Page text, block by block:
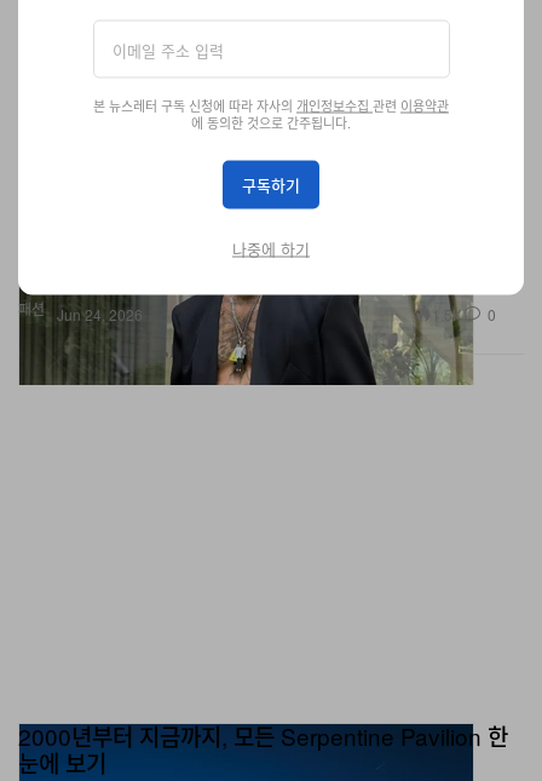
패션
지방시, Juergen Teller와 손잡고 선보이는 Sarah
Burton의 첫 맨즈 캠페인
Danny Fox를 담은 포트레이트 시리즈로 6월 25일 쇼에 앞서 공개
Jun 24, 2026 1.5K 0
2000년부터 지금까지, 모든 Serpentine Pavilion 한
눈에 보기
본 뉴스레터 구독 신청에 따라 자사의 개인정보수집 관련 이용약관
에 동의한 것으로 간주됩니다.
구독하기
나중에 하기